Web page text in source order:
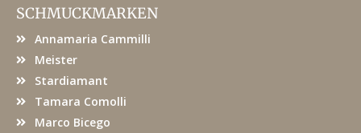
e
b
o
SCHMUCKMARKEN
Annamaria Cammilli
Meister
Stardiamant
Tamara Comolli
Marco Bicego